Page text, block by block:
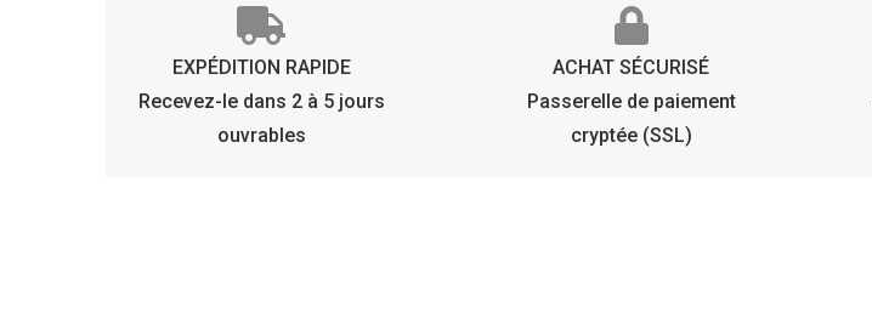
EXPÉDITION RAPIDE
Recevez-le dans 2 à 5 jours
ouvrables
ACHAT SÉCURISÉ
Passerelle de paiement
cryptée (SSL)